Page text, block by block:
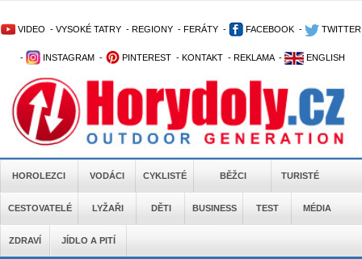
VIDEO - VYSOKÉ TATRY - REGIONY - FERÁTY - FACEBOOK - TWITTER
- INSTAGRAM - PINTEREST - KONTAKT - REKLAMA - ENGLISH
HOROLEZCI VODÁCI CYKLISTÉ BĚŽCI TURISTÉ
CESTOVATELÉ LYŽAŘI DĚTI BUSINESS TEST MÉDIA
ZDRAVÍ JÍDLO A PITÍ